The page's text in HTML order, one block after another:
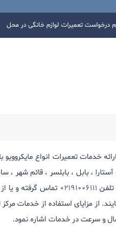
درخواست تعمیرات لوازم خانگی در محل
متخصص و با تجربه آماده ارائه خدمات
، بابل ، بابلسر ، قائم شهر ،
02191006111 تماس گرفته و یا